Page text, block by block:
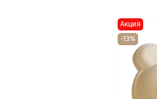
Акция
-13%